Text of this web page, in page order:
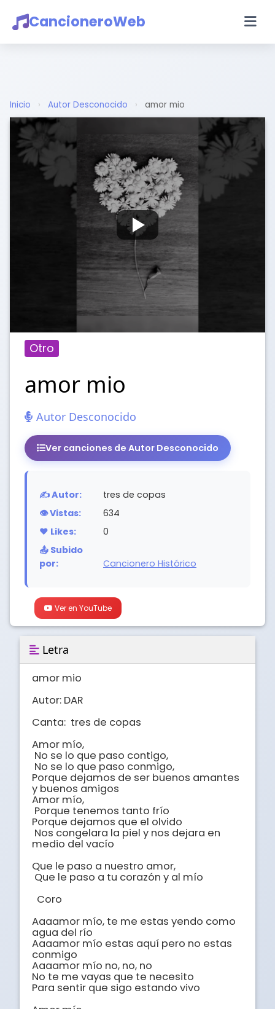
CancioneroWeb
Inicio › Autor Desconocido › amor mio
Otro
amor mio
Autor Desconocido
Ver canciones de Autor Desconocido
✍️ Autor:
tres de copas
👁️ Vistas:
634
❤️ Likes:
0
📤 Subido
por:
Cancionero Histórico
Ver en YouTube
Letra
amor mio
Autor: DAR
Canta:  tres de copas
Amor mío,
Porque dejamos de ser buenos amantes
y buenos amigos
Amor mío,
Porque dejamos que el olvido
medio del vacío
Que le paso a nuestro amor,
Aaaamor mío, te me estas yendo como
agua del río
Aaaamor mío estas aquí pero no estas
conmigo
Aaaamor mío no, no, no
No te me vayas que te necesito
Para sentir que sigo estando vivo